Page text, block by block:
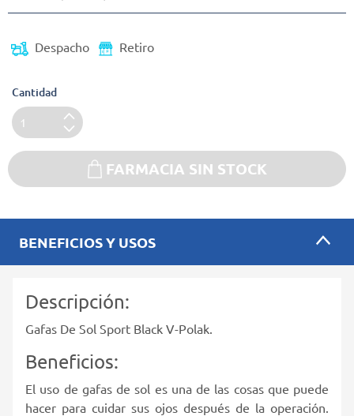
Despacho Retiro
Cantidad
FARMACIA SIN STOCK
BENEFICIOS Y USOS
Descripción:
Gafas De Sol Sport Black V-Polak.
Beneficios:
El uso de gafas de sol es una de las cosas que puede
hacer para cuidar sus ojos después de la operación.